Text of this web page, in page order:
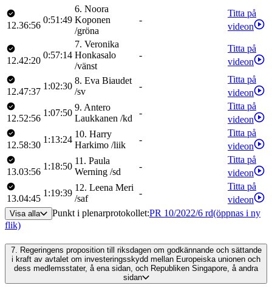
12.36:56
0:51:49
6. Noora
Koponen
/gröna
-
Titta på
videon
12.42:20
0:57:14
7. Veronika
Honkasalo
/vänst
-
Titta på
videon
12.47:37
1:02:30
8. Eva Biaudet
/sv
-
Titta på
videon
12.52:56
1:07:50
9. Antero
Laukkanen /kd
-
Titta på
videon
12.58:30
1:13:24
10. Harry
Harkimo /liik
-
Titta på
videon
13.03:56
1:18:50
11. Paula
Werning /sd
-
Titta på
videon
13.04:45
1:19:39
12. Leena Meri
/saf
-
Titta på
videon
Visa alla Punkt i plenarprotokollet:PR 10/2022/6 rd(öppnas i ny
flik)
7. Regeringens proposition till riksdagen om godkännande och sättande
i kraft av avtalet om investeringsskydd mellan Europeiska unionen och
dess medlemsstater, å ena sidan, och Republiken Singapore, å andra
sidan